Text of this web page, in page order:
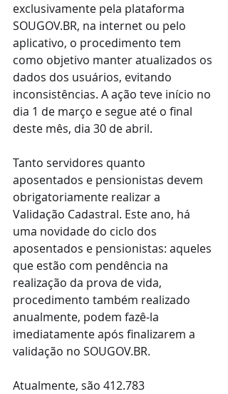
exclusivamente pela plataforma
SOUGOV.BR, na internet ou pelo
aplicativo, o procedimento tem
como objetivo manter atualizados os
dados dos usuários, evitando
inconsistências. A ação teve início no
dia 1 de março e segue até o final
deste mês, dia 30 de abril.
Tanto servidores quanto
aposentados e pensionistas devem
obrigatoriamente realizar a
Validação Cadastral. Este ano, há
uma novidade do ciclo dos
aposentados e pensionistas: aqueles
que estão com pendência na
realização da prova de vida,
procedimento também realizado
anualmente, podem fazê-la
imediatamente após finalizarem a
validação no SOUGOV.BR.
Atualmente, são 412.783